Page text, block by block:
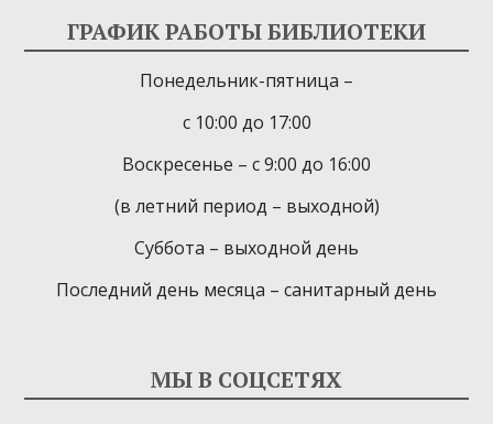
ГРАФИК РАБОТЫ БИБЛИОТЕКИ
Понедельник-пятница –
с 10:00 до 17:00
Воскресенье – с 9:00 до 16:00
(в летний период – выходной)
Суббота – выходной день
Последний день месяца – санитарный день
МЫ В СОЦСЕТЯХ